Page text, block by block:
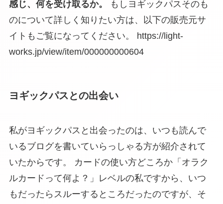
感じ、何を受け取るか。
もしヨギックパスそのも
のについて詳しく知りたい方は、以下の販売元サ
イトもご覧になってください。 https://light-
works.jp/view/item/000000000604
ヨギックパスとの出会い
私がヨギックパスと出会ったのは、いつも読んで
いるブログを書いていらっしゃる方が紹介されて
いたからです。 カードの使い方どころか「オラク
ルカードって何よ？」レベルの私ですから、いつ
もだったらスルーするところだったのですが、そ